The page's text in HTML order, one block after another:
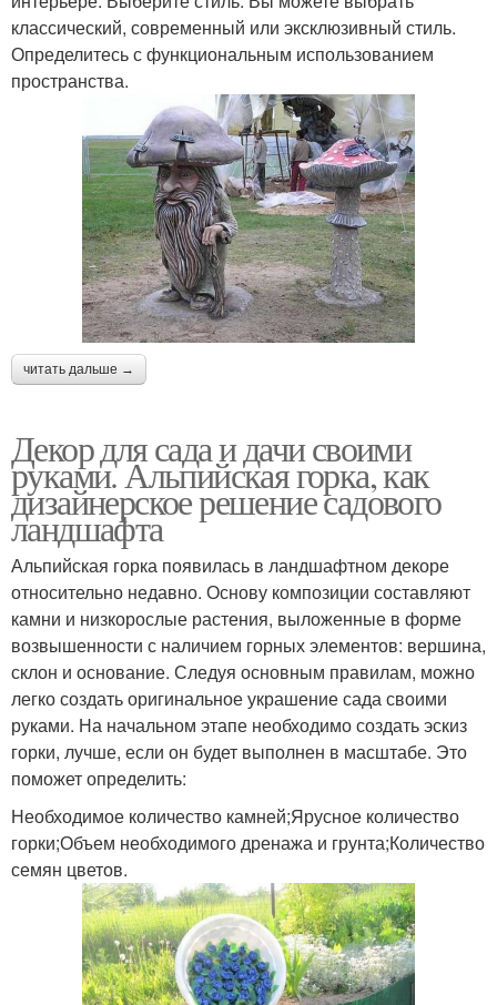
классический, современный или эксклюзивный стиль.
Определитесь с функциональным использованием
пространства.
читать дальше →
Декор для сада и дачи своими
руками. Альпийская горка, как
дизайнерское решение садового
ландшафта
Альпийская горка появилась в ландшафтном декоре
относительно недавно. Основу композиции составляют
камни и низкорослые растения, выложенные в форме
возвышенности с наличием горных элементов: вершина,
склон и основание. Следуя основным правилам, можно
легко создать оригинальное украшение сада своими
руками. На начальном этапе необходимо создать эскиз
горки, лучше, если он будет выполнен в масштабе. Это
поможет определить:
Необходимое количество камней;Ярусное количество
горки;Объем необходимого дренажа и грунта;Количество
семян цветов.